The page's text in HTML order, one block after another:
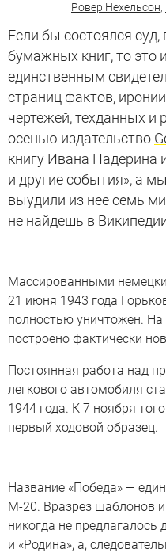
Ровер Нехельсон,
Если бы состоялся
бумажных книг, то это
единственным
страниц фактов,
чертежей, техданных и
осенью издательство
книгу Ивана Падерина
и другие события», а
выудили из нее семь
не найдешь в
Массированными
21 июня 1943 года
полностью уничтожен. На
построено фактически
Постоянная работа над
легкового автомобиля
1944 года. К 7 ноября
первый ходовой образец.
Название «Победа» —
М-20. Вразрез шаблонов и
никогда не предлагалось
и «Родина», а,